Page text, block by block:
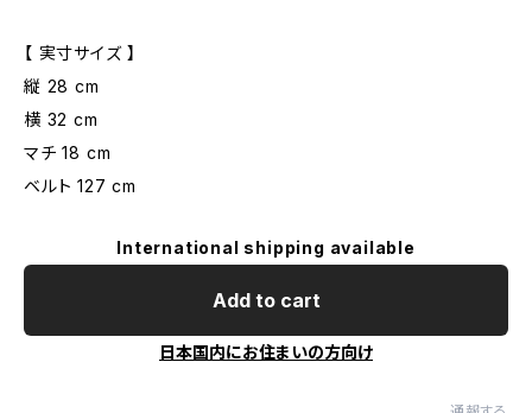
【 実寸サイズ 】
縦 28 cm
横 32 cm
マチ 18 cm
ベルト 127 cm
International shipping available
Add to cart
日本国内にお住まいの方向け